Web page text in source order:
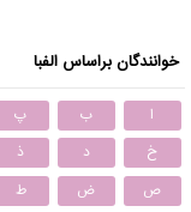
خوانندگان براساس الفبا
ا ب پ
خ
د ذ
ص
ض ط